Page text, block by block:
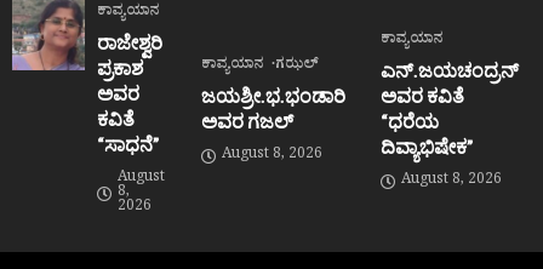
ಕಾವ್ಯಯಾನ
ರಾಜೇಶ್ವರಿ
ಪ್ರಕಾಶ
ಅವರ
ಕವಿತೆ
“ಸಾಧನೆ”
August
8,
2026
ಕಾವ್ಯಯಾನ ಗಝಲ್
ಜಯಶ್ರೀ.ಭ.ಭಂಡಾರಿ
ಅವರ ಗಜಲ್
August 8, 2026
ಕಾವ್ಯಯಾನ
ಎನ್.ಜಯಚಂದ್ರನ್
ಅವರ ಕವಿತೆ
“ಧರೆಯ
ದಿವ್ಯಾಭಿಷೇಕ”
August 8, 2026